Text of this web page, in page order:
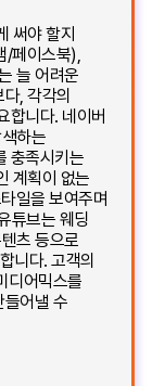
써야 할지
/페이스북),
늘 어려운
, 각각의
합니다. 네이버
하는
충족시키는
계획이 없는
일을 보여주며
튜브는 웨딩
츠 등으로
니다. 고객의
디어믹스를
들어낼 수